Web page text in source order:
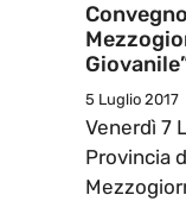
5 Luglio 2017
Venerdì 7
Provincia